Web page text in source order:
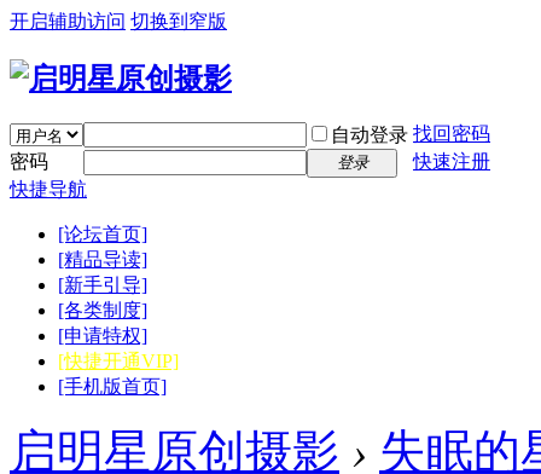
开启辅助访问 切换到窄版
自动登录 找回密码
密码
登录
快速注册
快捷导航
[论坛首页]
[精品导读]
[新手引导]
[各类制度]
[申请特权]
[快捷开通VIP]
[手机版首页]
启明星原创摄影 › 失眠的